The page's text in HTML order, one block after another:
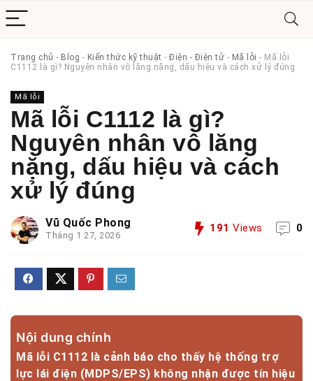
Trang chủ - Blog - Kiến thức kỹ thuật - Điện - Điện tử - Mã lỗi - Mã lỗi
C1112 là gì? Nguyên nhân vô lăng nặng, dấu hiệu và cách xử lý đúng
Mã lỗi
Mã lỗi C1112 là gì?
Nguyên nhân vô lăng
nặng, dấu hiệu và cách
xử lý đúng
Vũ Quốc Phong
Tháng 1 27, 2026
191 Views 0
Nội dung chính
Mã lỗi C1112 là cảnh báo cho thấy hệ thống trợ
lực lái điện (MDPS/EPS) không nhận được tín hiệu